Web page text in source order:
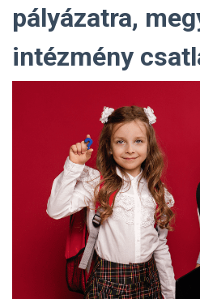
pályázatra,
intézmény